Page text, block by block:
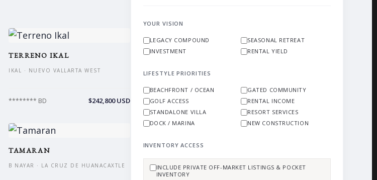
TERRENO IKAL
IKAL · NUEVO VALLARTA WEST
******** BD $242,800 USD
TAMARAN
B NAYAR · LA CRUZ DE HUANACAXTLE
YOUR VISION
LEGACY COMPOUND
SEASONAL RETREAT
INVESTMENT
RENTAL YIELD
LIFESTYLE PRIORITIES
BEACHFRONT / OCEAN
GATED COMMUNITY
GOLF ACCESS
RENTAL INCOME
STANDALONE VILLA
RESORT SERVICES
DOCK / MARINA
NEW CONSTRUCTION
INVENTORY ACCESS
INCLUDE PRIVATE OFF-MARKET LISTINGS & POCKET
INVENTORY